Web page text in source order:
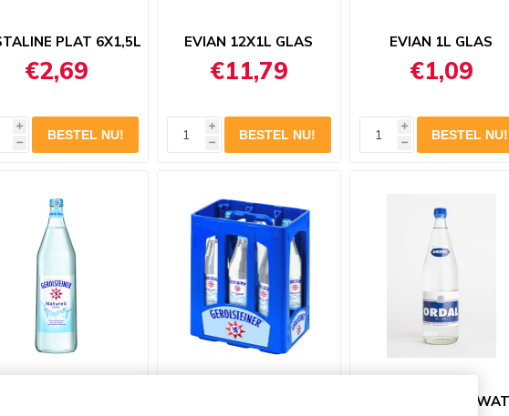
PLAT 6X1,5L
€2,69
i
h
EVIAN 12X1L GLAS
€11,79
i
h
EVIAN 1L GLAS
€1,09
i
h
ORDAL